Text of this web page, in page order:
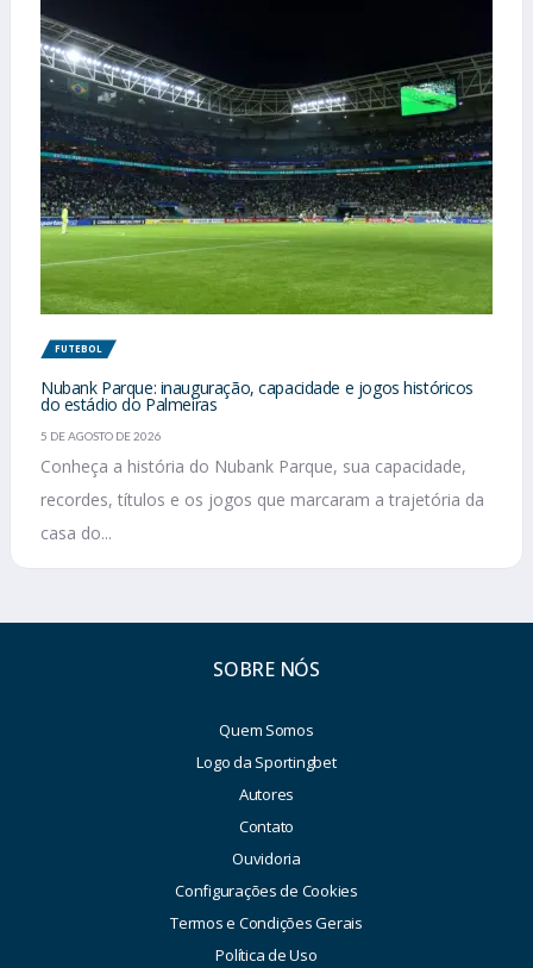
FUTEBOL
Nubank Parque: inauguração, capacidade e jogos históricos
do estádio do Palmeiras
5 DE AGOSTO DE 2026
Conheça a história do Nubank Parque, sua capacidade,
recordes, títulos e os jogos que marcaram a trajetória da
casa do...
SOBRE NÓS
Quem Somos
Logo da Sportingbet
Autores
Contato
Ouvidoria
Configurações de Cookies
Termos e Condições Gerais
Política de Uso